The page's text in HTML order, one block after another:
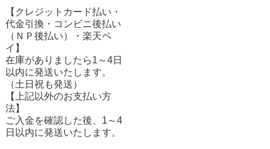
【クレジットカード払い・
代金引換・コンビニ後払い
（ＮＰ後払い）・楽天ペ
イ】
在庫がありましたら1～4日
以内に発送いたします。
（土日祝も発送）
【上記以外のお支払い方
法】
ご入金を確認した後、1～4
日以内に発送いたします。